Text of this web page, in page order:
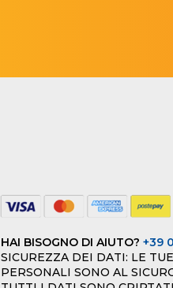
HAI BISOGNO DI AIUTO?+39
SICUREZZA DEI DATI: LE
PERSONALI SONO AL